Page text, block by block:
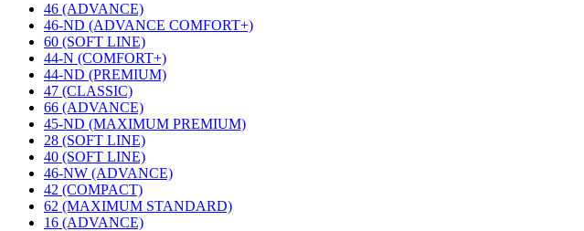
46 (ADVANCE)
46-ND (ADVANCE COMFORT+)
60 (SOFT LINE)
44-N (COMFORT+)
44-ND (PREMIUM)
47 (CLASSIC)
66 (ADVANCE)
45-ND (MAXIMUM PREMIUM)
28 (SOFT LINE)
40 (SOFT LINE)
46-NW (ADVANCE)
42 (COMPACT)
62 (MAXIMUM STANDARD)
16 (ADVANCE)